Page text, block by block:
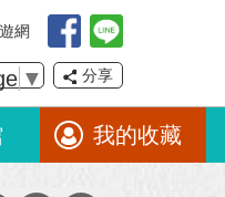
網
▼ 分享
我的收藏